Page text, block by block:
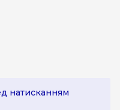
натисканням